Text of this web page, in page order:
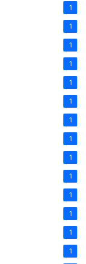
1
1
1
1
1
1
1
1
1
1
1
1
1
1